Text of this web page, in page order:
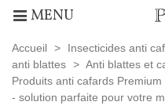
MENU
Accueil > Insecticides anti
anti blattes > Anti blattes et
Produits anti cafards
- solution parfaite pour votre